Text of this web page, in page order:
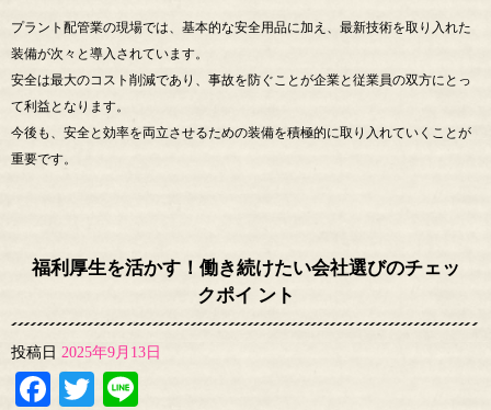
プラント配管業の現場では、基本的な安全用品に加え、最新技術を取り入れた
装備が次々と導入されています。
安全は最大のコスト削減であり、事故を防ぐことが企業と従業員の双方にとっ
て利益となります。
今後も、安全と効率を両立させるための装備を積極的に取り入れていくことが
重要です。
福利厚生を活かす！働き続けたい会社選びのチェッ
クポイ ント
投稿日 2025年9月13日
Facebook
Twitter